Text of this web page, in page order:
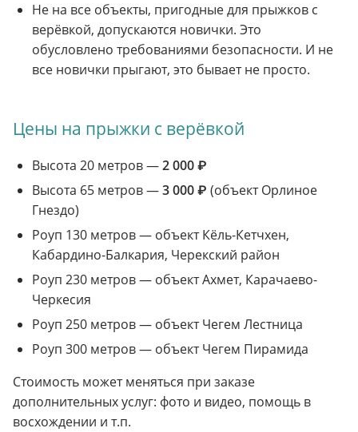
Не на все объекты, пригодные для прыжков с
верёвкой, допускаются новички. Это
обусловлено требованиями безопасности. И не
все новички прыгают, это бывает не просто.
Цены на прыжки с верёвкой
Высота 20 метров —2 000 ₽
Высота 65 метров —3 000 ₽ (объект Орлиное
Гнездо)
Роуп 130 метров — объект Кёль-Кетчхен,
Кабардино-Балкария, Черекский район
Роуп 230 метров — объект Ахмет, Карачаево-
Черкесия
Роуп 250 метров — объект Чегем Лестница
Роуп 300 метров — объект Чегем Пирамида
Стоимость может меняться при заказе
дополнительных услуг: фото и видео, помощь в
восхождении и т.п.